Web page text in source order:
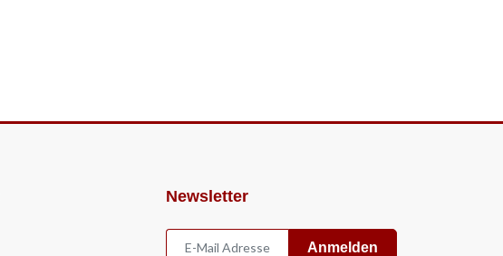
Newsletter
Anmelden